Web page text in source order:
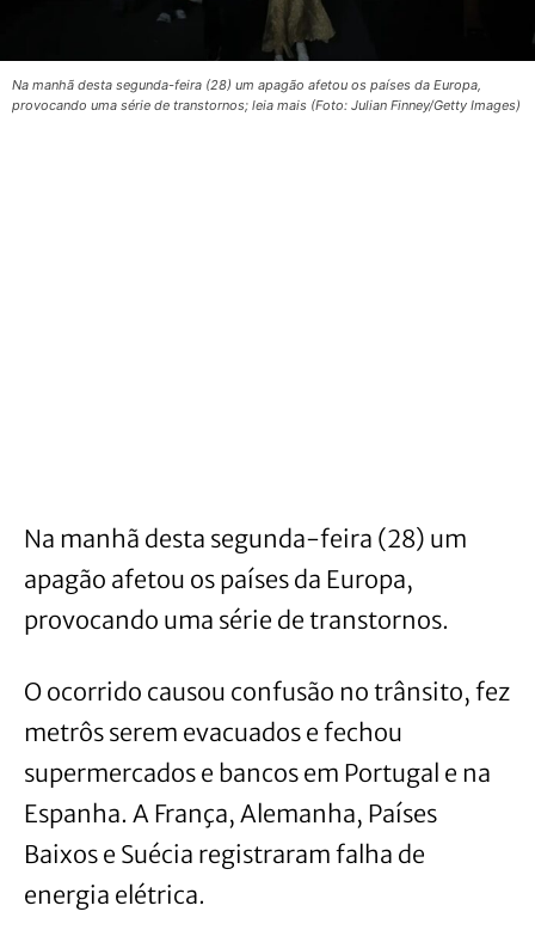
Na manhã desta segunda-feira (28) um apagão afetou os países da Europa,
provocando uma série de transtornos; leia mais (Foto: Julian Finney/Getty Images)
Na manhã desta segunda-feira (28) um
apagão afetou os países da Europa,
provocando uma série de transtornos.
O ocorrido causou confusão no trânsito, fez
metrôs serem evacuados e fechou
supermercados e bancos em Portugal e na
Espanha. A França, Alemanha, Países
Baixos e Suécia registraram falha de
energia elétrica.